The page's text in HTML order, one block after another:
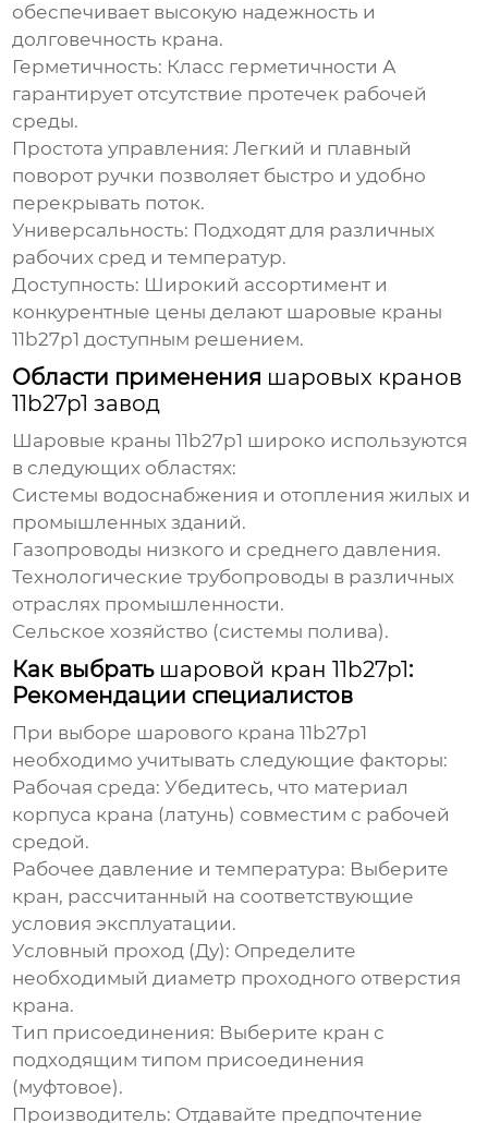
обеспечивает высокую надежность и
долговечность крана.
Герметичность: Класс герметичности А
гарантирует отсутствие протечек рабочей
среды.
Простота управления: Легкий и плавный
поворот ручки позволяет быстро и удобно
перекрывать поток.
Универсальность: Подходят для различных
рабочих сред и температур.
Доступность: Широкий ассортимент и
конкурентные цены делают шаровые краны
11b27p1 доступным решением.
Области применения шаровых кранов
11b27p1 завод
Шаровые краны 11b27p1 широко используются
в следующих областях:
Системы водоснабжения и отопления жилых и
промышленных зданий.
Газопроводы низкого и среднего давления.
Технологические трубопроводы в различных
отраслях промышленности.
Сельское хозяйство (системы полива).
Как выбрать шаровой кран 11b27p1:
Рекомендации специалистов
При выборе шарового крана 11b27p1
необходимо учитывать следующие факторы:
Рабочая среда: Убедитесь, что материал
корпуса крана (латунь) совместим с рабочей
средой.
Рабочее давление и температура: Выберите
кран, рассчитанный на соответствующие
условия эксплуатации.
Условный проход (Ду): Определите
необходимый диаметр проходного отверстия
крана.
Тип присоединения: Выберите кран с
подходящим типом присоединения
(муфтовое).
Производитель: Отдавайте предпочтение